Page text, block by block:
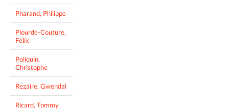
Pharand, Philippe
Plourde-Couture,
Félix
Poliquin,
Christophe
Rezaire, Gwendal
Ricard, Tommy